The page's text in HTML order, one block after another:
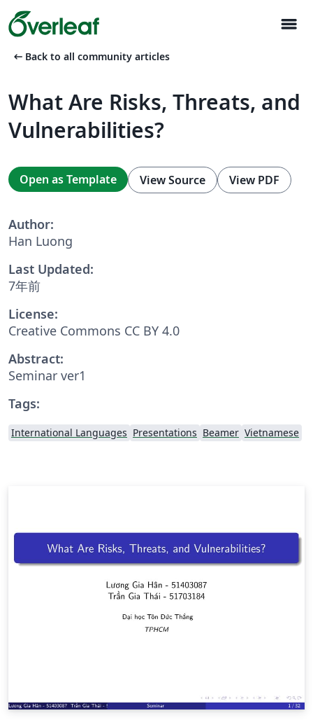
menu
arrow_left_alt Back to all community articles
What Are Risks, Threats, and
Vulnerabilities?
Open as Template View Source View PDF
Author:
Han Luong
Last Updated:
7年前
License:
Creative Commons CC BY 4.0
Abstract:
Seminar ver1
Tags:
International Languages Presentations Beamer Vietnamese